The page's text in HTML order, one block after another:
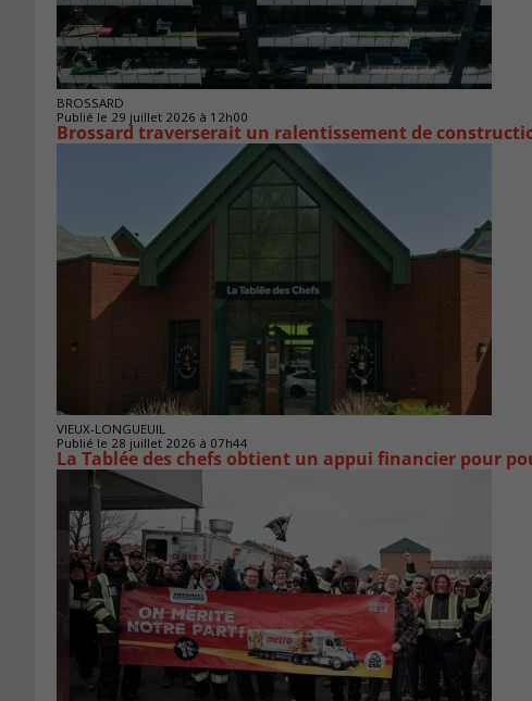
BROSSARD
Publié le 29 juillet 2026 à 12h00
Brossard traverserait un ralentissement de
VIEUX-LONGUEUIL
Publié le 28 juillet 2026 à 07h44
La Tablée des chefs obtient un appui financier pour